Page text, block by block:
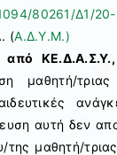
80261/Δ1/
(Α.Δ.Υ.Μ.)
από
μαθητή/
αυτή δεν
της μαθητή/